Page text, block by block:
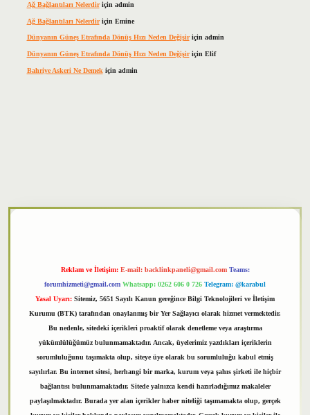
Ağ Bağlantıları Nelerdiriçin admin
Ağ Bağlantıları Nelerdiriçin Emine
Dünyanın Güneş Etrafında Dönüş Hızı Neden Değişiriçin admin
Dünyanın Güneş Etrafında Dönüş Hızı Neden Değişiriçin Elif
Bahriye Askeri Ne Demek için admin
Reklam ve İletişim: E-mail: backlinkpaneli@gmail.com Teams:
forumhizmeti@gmail.com Whatsapp: 0262 606 0 726 Telegram: @karabul
Yasal Uyarı: Sitemiz, 5651 Sayılı Kanun gereğince Bilgi Teknolojileri ve İletişim
Kurumu (BTK) tarafından onaylanmış bir Yer Sağlayıcı olarak hizmet vermektedir.
Bu nedenle, sitedeki içerikleri proaktif olarak denetleme veya araştırma
yükümlülüğümüz bulunmamaktadır. Ancak, üyelerimiz yazdıkları içeriklerin
sorumluluğunu taşımakta olup, siteye üye olarak bu sorumluluğu kabul etmiş
sayılırlar. Bu internet sitesi, herhangi bir marka, kurum veya şahıs şirketi ile hiçbir
bağlantısı bulunmamaktadır. Sitede yalnızca kendi hazırladığımız makaleler
paylaşılmaktadır. Burada yer alan içerikler haber niteliği taşımamakta olup, gerçek